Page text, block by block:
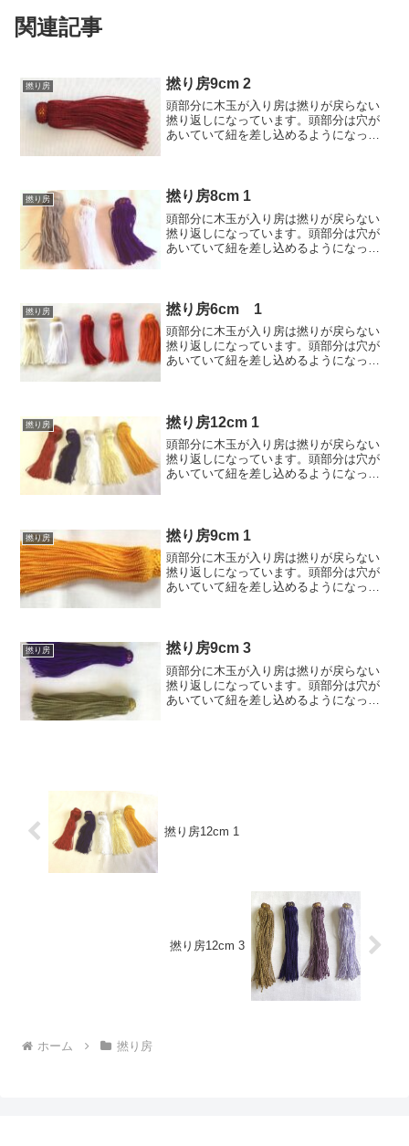
関連記事
撚り房 撚り房9cm 2
頭部分に木玉が入り房は撚りが戻らない
撚り返しになっています。頭部分は穴が
あいていて紐を差し込めるようになって
撚り房 撚り房8cm 1
頭部分に木玉が入り房は撚りが戻らない
撚り返しになっています。頭部分は穴が
あいていて紐を差し込めるようになって
円)/...
撚り房 撚り房6cm 1
頭部分に木玉が入り房は撚りが戻らない
撚り返しになっています。頭部分は穴が
あいていて紐を差し込めるようになって
格:130円 ...
撚り房 撚り房12cm 1
頭部分に木玉が入り房は撚りが戻らない
撚り返しになっています。頭部分は穴が
あいていて紐を差し込めるようになって
格:350円 ...
撚り房 撚り房9cm 1
頭部分に木玉が入り房は撚りが戻らない
撚り返しになっています。頭部分は穴が
あいていて紐を差し込めるようになって
撚り房 撚り房9cm 3
頭部分に木玉が入り房は撚りが戻らない
撚り返しになっています。頭部分は穴が
あいていて紐を差し込めるようになって
撚り房12cm 1
撚り房12cm 3
ホーム 撚り房